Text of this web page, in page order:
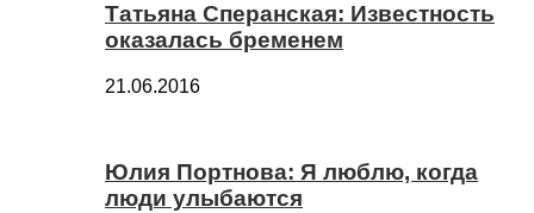
Татьяна Сперанская: Известность
оказалась бременем
21.06.2016
Юлия Портнова: Я люблю, когда
люди улыбаются